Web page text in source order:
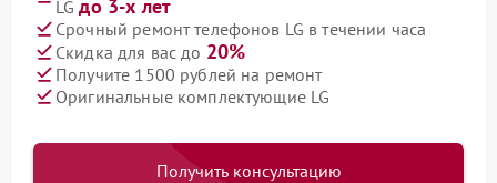
LGдо 3-х лет
Срочный ремонт телефонов LG в течении часа
Скидка для вас до 20%
Получите 1500 рублей на ремонт
Оригинальные комплектующие LG
Получить консультацию